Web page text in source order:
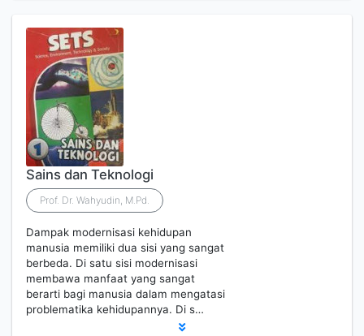
Sains dan Teknologi
Prof. Dr. Wahyudin, M.Pd.
Dampak modernisasi kehidupan
manusia memiliki dua sisi yang sangat
berbeda. Di satu sisi modernisasi
membawa manfaat yang sangat
berarti bagi manusia dalam mengatasi
problematika kehidupannya. Di s…